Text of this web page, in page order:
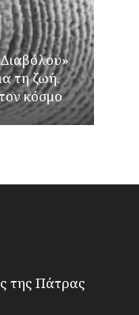
τη ζωή.
κόσμο
της Πάτρας